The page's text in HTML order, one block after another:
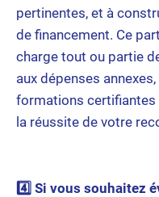
pertinentes, et à
de financement. Ce
charge tout ou partie
aux dépenses
formations certifiantes
la réussite de votre
4️⃣ Si vous souhaitez